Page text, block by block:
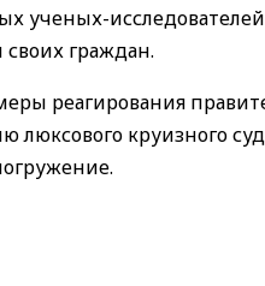
ученых-
граждан.
реагирования
люксового круизного